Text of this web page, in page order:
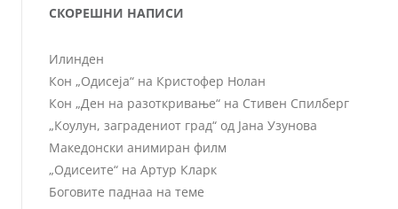
СКОРЕШНИ НАПИСИ
Илинден
Кон „Одисеја“ на Кристофер Нолан
Кон „Ден на разоткривање“ на Стивен Спилберг
„Коулун, заградениот град“ од Јана Узунова
Македонски анимиран филм
„Одисеите“ на Артур Кларк
Боговите паднаа на теме